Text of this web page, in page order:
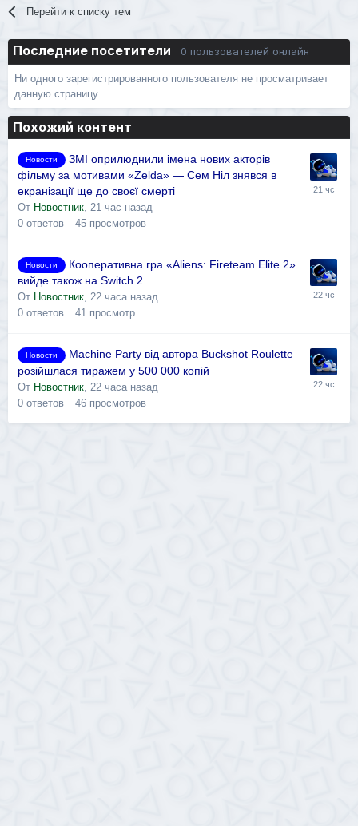
Перейти к списку тем
Последние посетители 0 пользователей онлайн
Ни одного зарегистрированного пользователя не просматривает
данную страницу
Похожий контент
Новости
ЗМІ оприлюднили імена нових акторів
фільму за мотивами «Zelda» — Сем Ніл знявся в
екранізації ще до своєї смерті
От Новостник 21 час назад
0 ответов 45 просмотров
Новости
Кооперативна гра «Aliens: Fireteam Elite 2»
вийде також на Switch 2
От Новостник, 22 часа назад
0 ответов 41 просмотр
Новости
Machine Party від автора Buckshot Roulette
розійшлася тиражем у 500 000 копій
От Новостник 22 часа назад
0 ответов 46 просмотров